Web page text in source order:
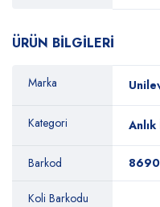
ÜRÜN BİLGİLERİ
Marka
Kategori
Barkod
Koli Barkodu